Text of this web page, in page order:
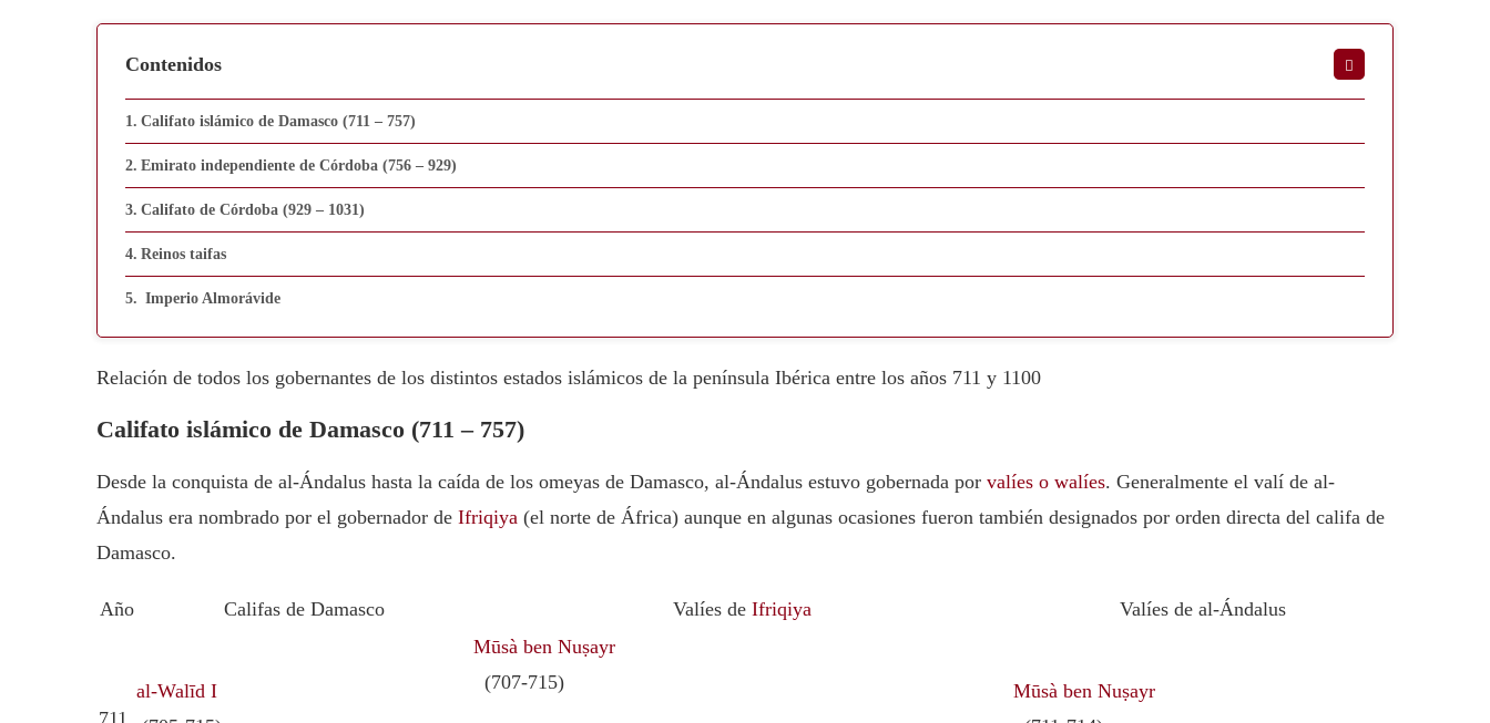
Contenidos
Califato islámico de Damasco (711 – 757)
Emirato independiente de Córdoba (756 – 929)
Califato de Córdoba (929 – 1031)
Reinos taifas
Imperio Almorávide
Relación de todos los gobernantes de los distintos estados islámicos de la península Ibérica entre los años 711 y 1100
Califato islámico de Damasco (711 – 757)
Desde la conquista de al-Ándalus hasta la caída de los omeyas de Damasco, al-Ándalus estuvo gobernada por valíes o walíes. Generalmente el valí de al-
Ándalus era nombrado por el gobernador de Ifriqiya (el norte de África) aunque en algunas ocasiones fueron también designados por orden directa del califa de
Damasco.
Año Califas de Damasco Valíes de Ifriqiya Valíes de al-Ándalus
711
al-Walīd I
Mūsà ben Nuṣayr
(707-715)
Mūsà ben Nuṣayr